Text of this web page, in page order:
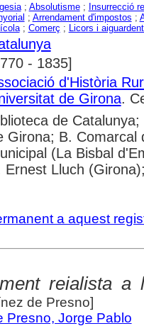
; Absolutisme; Insurrecció
; Arrendament d'impostos ;
; Comerç ;
Licors i
- 1835]
d'Història
de Girona.
de
Girona; B. Comarcal
(La Bisbal
Ernest Lluch
a aquest
reialista
de Presno]
Presno, Jorge Pablo